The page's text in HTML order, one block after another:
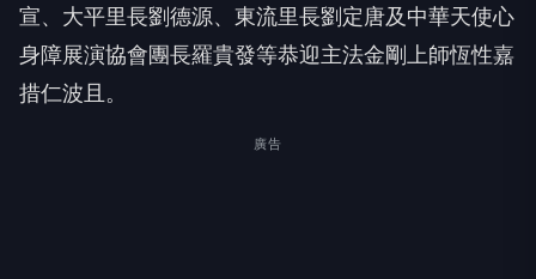
宣、大平里長劉德源、東流里長劉定唐及中華天使心
身障展演協會團長羅貴發等恭迎主法金剛上師恆性嘉
措仁波且。
廣告